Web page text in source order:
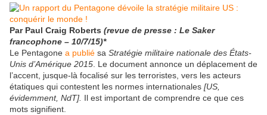
Par Paul Craig Roberts (revue de presse : Le Saker
francophone – 10/7/15)*
Le Pentagone a publié sa Stratégie militaire nationale des États-
Unis d’Amérique 2015 . Le document annonce un déplacement de
l’accent, jusque-là focalisé sur les terroristes, vers les acteurs
étatiques qui contestent les normes internationales [US,
évidemment, NdT]. Il est important de comprendre ce que ces
mots signifient.